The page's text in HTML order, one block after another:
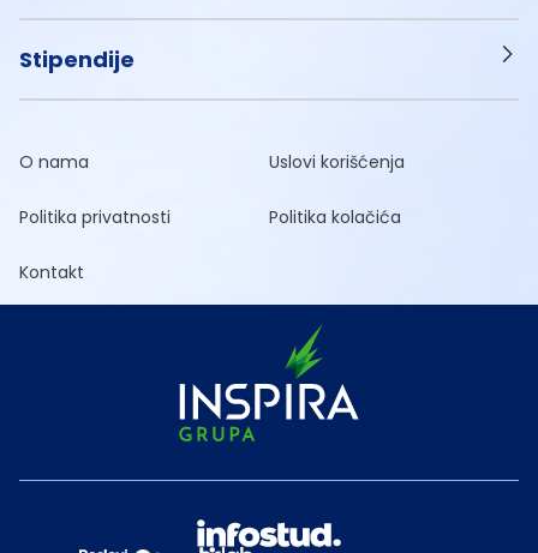
Stipendije
O nama Uslovi korišćenja
Politika privatnosti Politika kolačića
Kontakt